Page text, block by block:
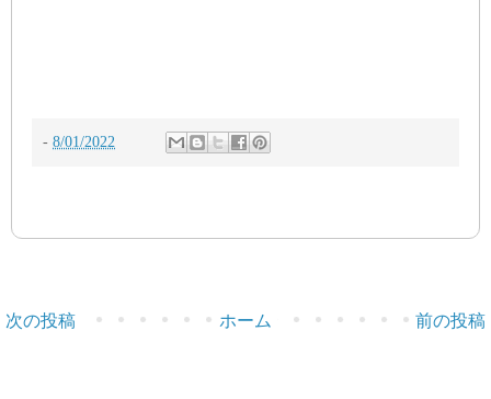
- 8/01/2022
次の投稿 前の投稿
ホーム